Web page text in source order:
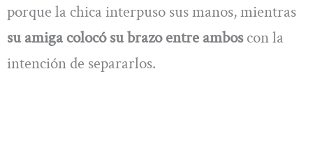
porque la chica interpuso sus manos, mientras
su amiga colocó su brazo entre amboscon la
intención de separarlos.